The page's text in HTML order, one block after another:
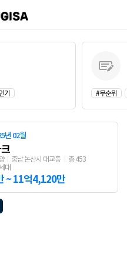
기 #무순위
년 02월
충남 논산시 대교동
총 453
대
~ 11억4,120만